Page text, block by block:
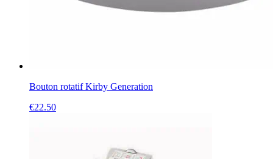
Bouton rotatif Kirby Generation
€22.50